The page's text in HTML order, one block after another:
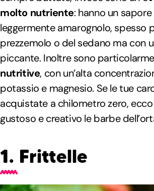
molto nutriente: hanno un
leggermente amarognolo, spesso
prezzemolo o del sedano ma con
piccante. Inoltre sono
nutritive, con un’alta
potassio e magnesio. Se le tue
acquistate a chilometro zero,
gustoso e creativo le barbe
1. Frittelle